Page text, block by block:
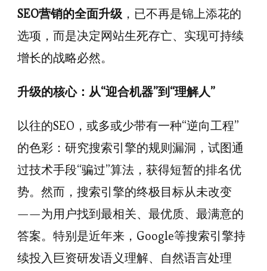
SEO营销的全面升级 ，已不再是锦上添花的
选项，而是决定网站生死存亡、实现可持续
增长的战略必然。
升级的核心：从“迎合机器”到“理解人”
以往的SEO，或多或少带有一种“逆向工程”
的色彩：研究搜索引擎的规则漏洞，试图通
过技术手段“骗过”算法，获得短暂的排名优
势。然而，搜索引擎的终极目标从未改变
——为用户找到最相关、最优质、最满意的
答案。特别是近年来，Google等搜索引擎持
续投入巨资研发语义理解、自然语言处理